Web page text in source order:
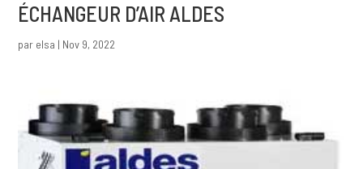
ÉCHANGEUR D’AIR ALDES
par elsa | Nov 9, 2022